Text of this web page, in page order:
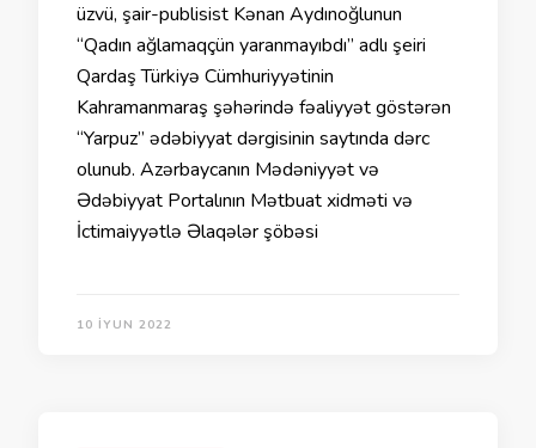
üzvü, şair-publisist Kənan Aydınoğlunun
“Qadın ağlamaqçün yaranmayıbdı” adlı şeiri
Qardaş Türkiyə Cümhuriyyətinin
Kahramanmaraş şəhərində fəaliyyət göstərən
“Yarpuz” ədəbiyyat dərgisinin saytında dərc
olunub. Azərbaycanın Mədəniyyət və
Ədəbiyyat Portalının Mətbuat xidməti və
İctimaiyyətlə Əlaqələr şöbəsi
10 İYUN 2022